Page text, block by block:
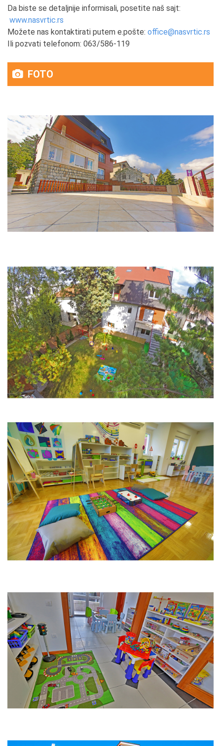
Da biste se detaljnije informisali, posetite naš sajt:
www.nasvrtic.rs
Možete nas kontaktirati putem e.pošte: office@nasvrtic.rs
Ili pozvati telefonom: 063/586-119
FOTO